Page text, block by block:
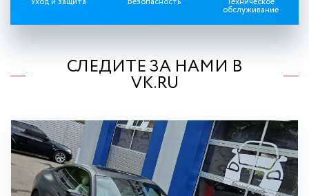
обслуживание
СЛЕДИТЕ ЗА НАМИ В
VK.RU